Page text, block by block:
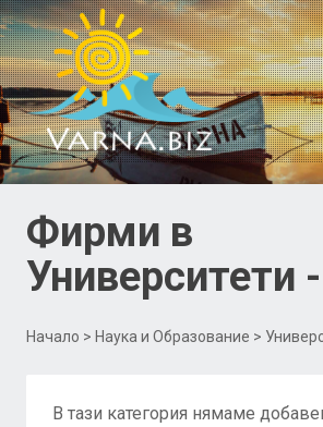
Фирми в
Университети
Начало > Наука и Образование >
В тази категория нямаме